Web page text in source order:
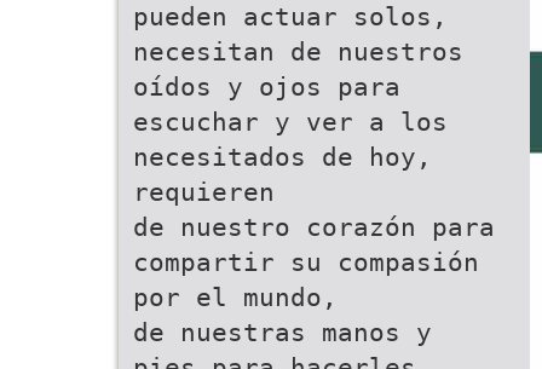
pueden actuar solos,
necesitan de nuestros
oídos y ojos para
escuchar y ver a los
necesitados de hoy,
requieren
de nuestro corazón para
compartir su compasión
por el mundo,
de nuestras manos y